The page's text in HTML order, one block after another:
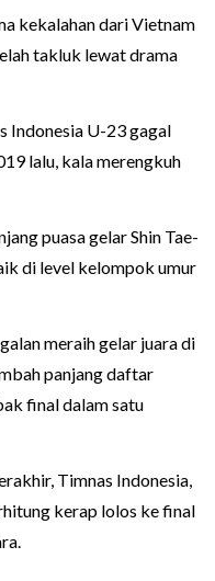
kekalahan dari Vietnam
takluk lewat drama
Indonesia U-23 gagal
lalu, kala merengkuh
puasa gelar Shin Tae-
di level kelompok umur
meraih gelar juara di
panjang daftar
final dalam satu
Timnas Indonesia,
kerap lolos ke final